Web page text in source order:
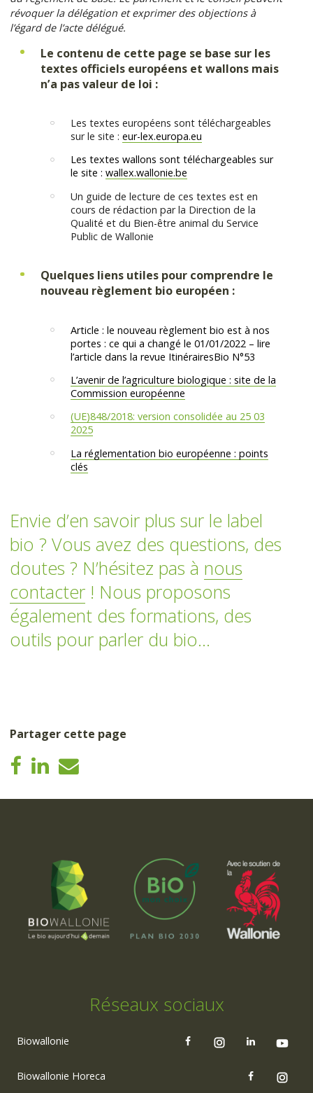
révoquer la délégation et exprimer des objections à
l’égard de l’acte délégué.
Le contenu de cette page se base sur les
textes officiels européens et wallons mais
n’a pas valeur de loi :
Les textes européens sont téléchargeables
sur le site : eur-lex.europa.eu
Les textes wallons sont téléchargeables sur
le site : wallex.wallonie.be
Un guide de lecture de ces textes est en
cours de rédaction par la Direction de la
Qualité et du Bien-être animal du Service
Public de Wallonie
Quelques liens utiles pour comprendre le
nouveau règlement bio européen :
Article : le nouveau règlement bio est à nos
portes : ce qui a changé le 01/01/2022 – lire
l’article dans la revue ItinérairesBio N°53
L’avenir de l’agriculture biologique : site de la
Commission européenne
(UE)848/2018: version consolidée au 25 03
2025
La réglementation bio européenne : points
clés
Envie d’en savoir plus sur le label
bio ? Vous avez des questions, des
doutes ? N’hésitez pas à nous
contacter ! Nous proposons
également des formations, des
outils pour parler du bio…
Partager cette page
Réseaux sociaux
Biowallonie
Biowallonie Horeca